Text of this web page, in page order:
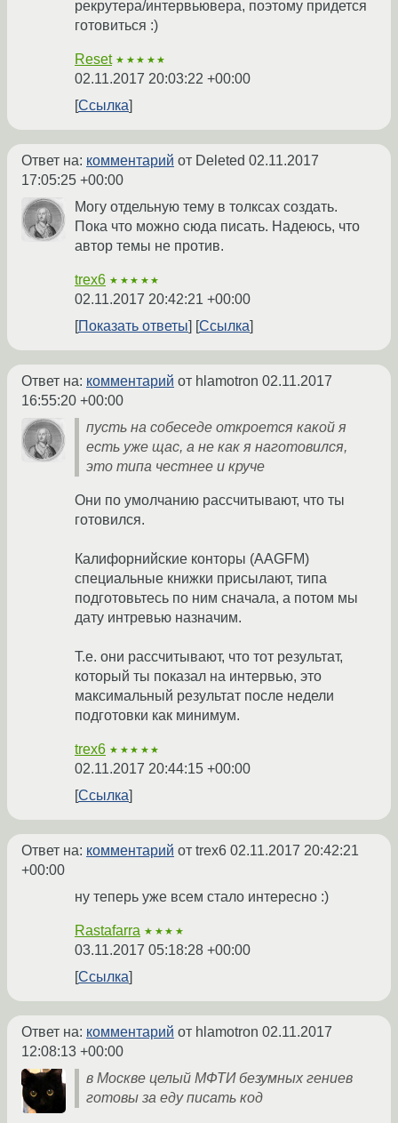
рекрутера/интервьювера, поэтому придется
готовиться :)
Reset ★★★★★
02.11.2017 20:03:22 +00:00
Ссылка
Ответ на: комментарий от Deleted 02.11.2017
17:05:25 +00:00
Могу отдельную тему в толксах создать.
Пока что можно сюда писать. Надеюсь, что
автор темы не против.
trex6 ★★★★★
02.11.2017 20:42:21 +00:00
Показать ответы
Ссылка
Ответ на: комментарий от hlamotron 02.11.2017
16:55:20 +00:00
пусть на собеседе откроется какой я
есть уже щас, а не как я наготовился,
это типа честнее и круче
Они по умолчанию рассчитывают, что ты
готовился.
Калифорнийские конторы (AAGFM)
специальные книжки присылают, типа
подготовьтесь по ним сначала, а потом мы
дату интревью назначим.
Т.е. они рассчитывают, что тот результат,
который ты показал на интервью, это
максимальный результат после недели
подготовки как минимум.
trex6 ★★★★★
02.11.2017 20:44:15 +00:00
Ссылка
Ответ на: комментарий от trex6 02.11.2017 20:42:21
+00:00
ну теперь уже всем стало интересно :)
Rastafarra ★★★★
03.11.2017 05:18:28 +00:00
Ссылка
Ответ на: комментарий от hlamotron 02.11.2017
12:08:13 +00:00
в Москве целый МФТИ безумных гениев
готовы за еду писать код